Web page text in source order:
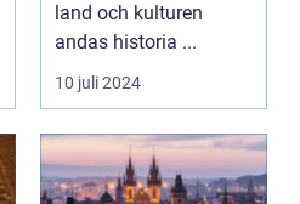
land och kulturen
andas historia ...
10 juli 2024